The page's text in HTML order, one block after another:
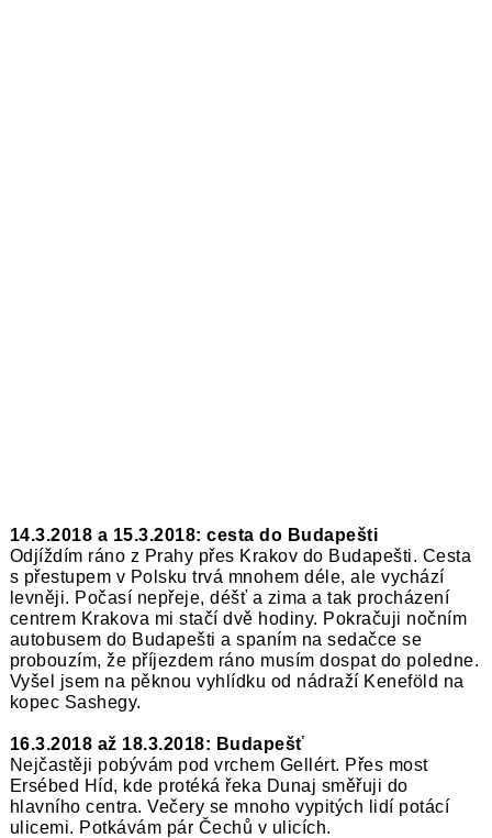
14.3.2018 a 15.3.2018: cesta do Budapešti
Odjíždím ráno z Prahy přes Krakov do Budapešti. Cesta
s přestupem v Polsku trvá mnohem déle, ale vychází
levněji. Počasí nepřeje, déšť a zima a tak procházení
centrem Krakova mi stačí dvě hodiny. Pokračuji nočním
autobusem do Budapešti a spaním na sedačce se
probouzím, že příjezdem ráno musím dospat do poledne.
Vyšel jsem na pěknou vyhlídku od nádraží Keneföld na
kopec Sashegy.
16.3.2018 až 18.3.2018: Budapešť
Nejčastěji pobývám pod vrchem Gellért. Přes most
Ersébed Híd, kde protéká řeka Dunaj směřuji do
hlavního centra. Večery se mnoho vypitých lidí potácí
ulicemi. Potkávám pár Čechů v ulicích.